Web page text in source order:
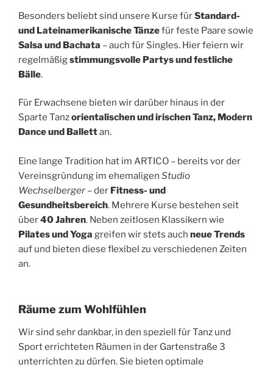
Besonders beliebt sind unsere Kurse fürStandard-
und Lateinamerikanische Tänzefür feste Paare sowie
Salsa und Bachata – auch für Singles. Hier feiern wir
regelmäßigstimmungsvolle Partys und festliche
Bälle.
Für Erwachsene bieten wir darüber hinaus in der
Sparte Tanzorientalischen und irischen Tanz, Modern
Dance und Ballettan.
Eine lange Tradition hat im ARTICO – bereits vor der
Vereinsgründung im ehemaligen Studio
Wechselberger – der Fitness- und
Gesundheitsbereich. Mehrere Kurse bestehen seit
über40 Jahren. Neben zeitlosen Klassikern wie
Pilates und Yoga greifen wir stets auch neue Trends
auf und bieten diese flexibel zu verschiedenen Zeiten
an.
Räume zum Wohlfühlen
Wir sind sehr dankbar, in den speziell für Tanz und
Sport errichteten Räumen in der Gartenstraße 3
unterrichten zu dürfen. Sie bieten optimale